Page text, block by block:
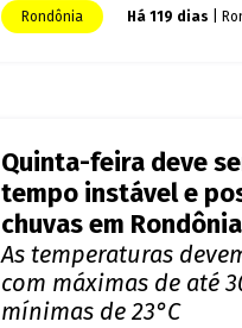
Rondônia Há 119 dias |
Quinta-feira deve
tempo instável e
chuvas em Rondônia
As temperaturas
com máximas de até
mínimas de 23°C